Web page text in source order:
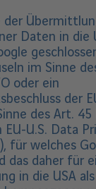
der
Daten in die
im Sinne
oder ein
der
des Art. 45
U.S. Data
für welches
das daher für
in die USA als